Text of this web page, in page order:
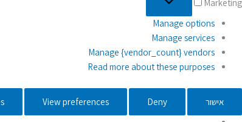
Marketing
Manage options
Manage services
Manage {vendor_count} vendors
Read more about these purposes
אישור Deny
View preferences